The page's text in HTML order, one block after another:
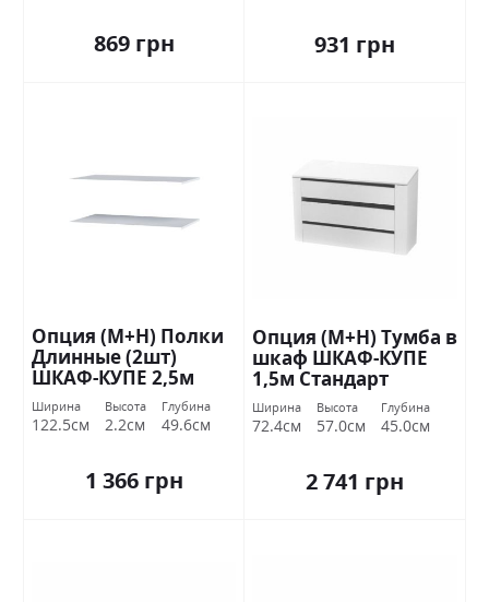
869 грн 931 грн
Опция (М+Н) Полки
Длинные (2шт)
ШКАФ-КУПЕ 2,5м
Стандарт
Ширина
122.5см
Высота
2.2см
Глубина
49.6см
1 366 грн
Опция (М+Н) Тумба в
шкаф ШКАФ-КУПЕ
1,5м Стандарт
Ширина
72.4см
Высота
57.0см
Глубина
45.0см
2 741 грн